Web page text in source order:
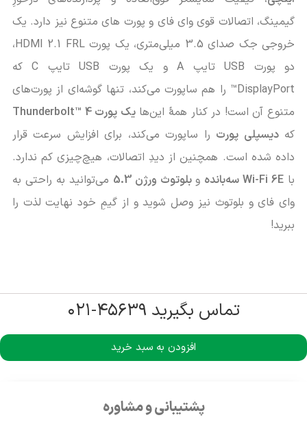
گیمینگ، اتصالات قوی وای فای و پورت های متنوع نیز دارد. یک
خروجی جک صدای 3.5 میلی‌متری، یک پورت HDMI 2.1 FRL،
دو پورت USB تایپ A و یک پورت USB تایپ C که
DisplayPort™ را هم ساپورت می‌کند، تنها گوشه‌ای از پورت‌های
متنوع آن است! در کنار همۀ این‌هایک پورت Thunderbolt™ 4
کهدیسپلی پورت را ساپورت می‌کند، برای افزایش سرعت قرار
داده شده است. همچنین از دیدِ اتصالات، هیچ‌چیزی کم ندارد.
با Wi-Fi 6E سه‌بانده وبلوتوث ورژن 5.3
می‌توانید به راحتی به
وای فای و بلوتوث نیز وصل شوید و از گیمِ خود نهایت لذت را
ببرید!
تماس بگیرید ۴۵۶۳۹-۰۲۱
افزودن به سبد خرید
پشتیبانی و مشاوره